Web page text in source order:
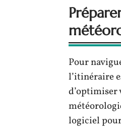
Pour
l’itinéraire
logiciel